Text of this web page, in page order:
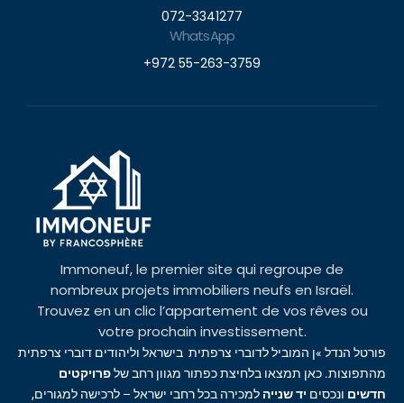
072-3341277
WhatsApp
+972 55-263-3759
Immoneuf, le premier site qui regroupe de
nombreux projets immobiliers neufs en Israël.
Trouvez en un clic l’appartement de vos rêves ou
votre prochain investissement.
פורטל הנדל »ן המוביל לדוברי צרפתית בישראל וליהודים דוברי צרפתית
מהתפוצות. כאן תמצאו בלחיצת כפתור מגוון רחב שלפרויקטים
חדשים ונכסים יד שנייה למכירה בכל רחבי ישראל – לרכישה למגורים,